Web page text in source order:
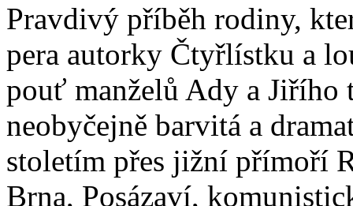
Pravdivý příběh rodiny,
pera autorky Čtyřlístku a
pouť manželů Ady a Jiřího
neobyčejně barvitá a
stoletím přes jižní přímoří
Brna, Posázaví,